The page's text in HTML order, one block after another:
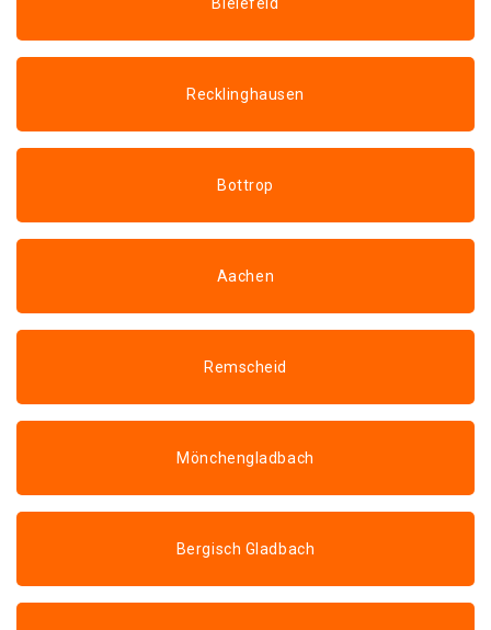
Recklinghausen
Bottrop
Aachen
Remscheid
Mönchengladbach
Bergisch Gladbach